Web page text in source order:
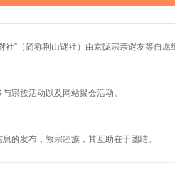
社”（简称荆山谜社）由京陇宗亲谜友等自
宗族活动以及网站聚会活动。
的发布，敦宗睦族，其互助在于团结。